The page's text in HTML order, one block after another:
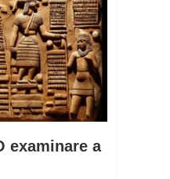
examinare a